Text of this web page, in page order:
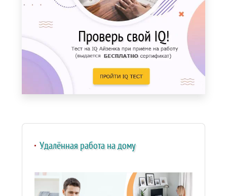
Удалённая работа на дому